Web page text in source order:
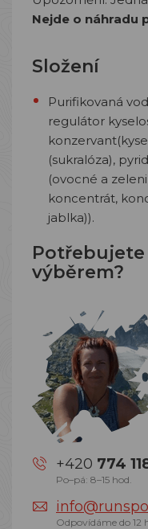
Nejde o náhradu
Složení
Purifikovaná
regulátor
(sukralóza),
(ovocné a
koncentrát,
jablka)).
výběrem?
+420 774
Po–pá: 8–15 hod.
Odpovídáme do 12